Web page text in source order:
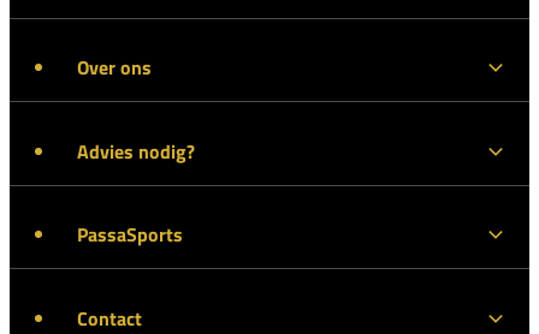
Over ons
Advies nodig?
PassaSports
Contact